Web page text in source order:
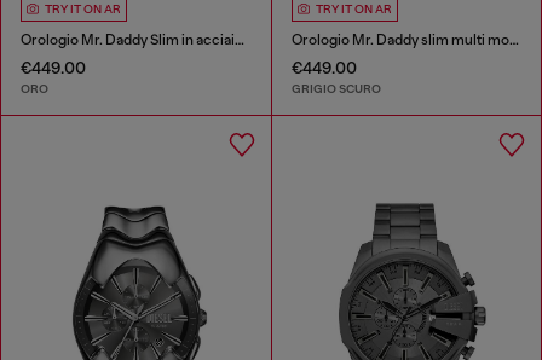
TRY IT ON AR
Orologio Mr. Daddy Slim in acciaio inox
€449.00
ORO
TRY IT ON AR
Orologio Mr. Daddy slim multi movimento
€449.00
GRIGIO SCURO